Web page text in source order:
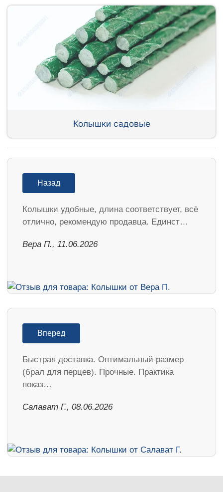
Колышки садовые
Назад
Колышки удобные, длина соответствует, всё
отлично, рекомендую продавца. Единст…
Вера П., 11.06.2026
Вперед
Быстрая доставка. Оптимальный размер
(брал для перцев). Прочные. Практика
показ…
Салават Г., 08.06.2026